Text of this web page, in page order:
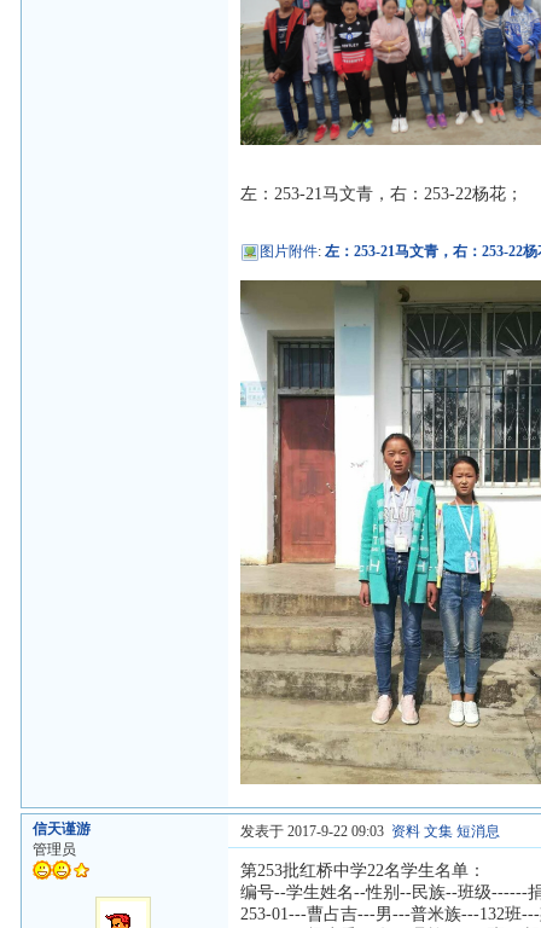
左：253-21马文青，右：253-22杨花；
图片附件:左：253-21马文青，右：253-22
信天谨游
管理员
发表于 2017-9-22 09:03 资料 文集 短消息
第253批红桥中学22名学生名单：
编号--学生姓名--性别--民族--班级------
253-01---曹占吉---男---普米族---132班